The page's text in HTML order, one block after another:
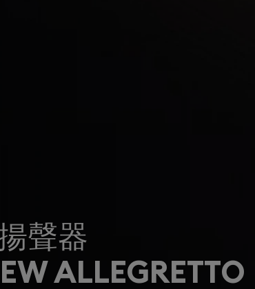
聲器
ALLEGRETTO